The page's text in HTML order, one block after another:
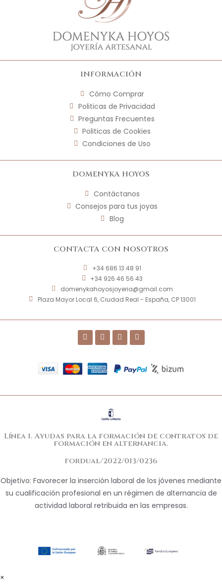
INFORMACIÓN
Cómo Comprar
Politicas de Privacidad
Preguntas Frecuentes
Politicas de Cookies
Condiciones de Uso
DOMENYKA HOYOS
Contáctanos
Consejos para tus joyas
Blog
CONTACTA CON NOSOTROS
+34 686 13 48 91
+34 926 46 56 43
domenykahoyosjoyeria@gmail.com
Plaza Mayor Local 6, Ciudad Real - España, CP 13001
Línea 1. Ayudas para la formación de contratos de
formación en alternancia.
fordual/2022/013/0236
Objetivo: Favorecer la inserción laboral de los jóvenes mediante
su cualificación profesional en un régimen de alternancia de
actividad laboral retribuida en las empresas.
×